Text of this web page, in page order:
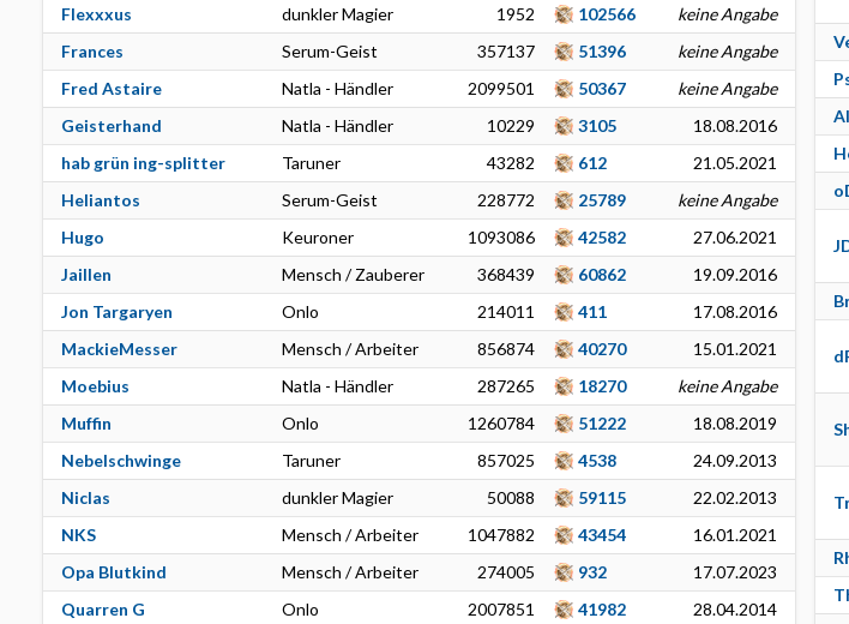
Flexxxus
dunkler Magier 1952 102566
keine Angabe
Frances
Serum-Geist 357137 51396
keine Angabe
Fred Astaire
Natla - Händler 2099501 50367
keine Angabe
Geisterhand
Natla - Händler 10229 3105
18.08.2016
hab grün ing-splitter
Taruner 43282 612
21.05.2021
Heliantos
Serum-Geist 228772 25789
keine Angabe
Hugo
Keuroner 1093086 42582
27.06.2021
Jaillen
Mensch / Zauberer 368439 60862
19.09.2016
Jon Targaryen
Onlo 214011 411
17.08.2016
MackieMesser
Mensch / Arbeiter 856874 40270
15.01.2021
Moebius
Natla - Händler 287265 18270
keine Angabe
Muffin
Onlo 1260784 51222
18.08.2019
Nebelschwinge
Taruner 857025 4538
24.09.2013
Niclas
dunkler Magier 50088 59115
22.02.2013
NKS
Mensch / Arbeiter 1047882 43454
16.01.2021
Opa Blutkind
Mensch / Arbeiter 274005 932
17.07.2023
Quarren G
Onlo 2007851 41982
28.04.2014